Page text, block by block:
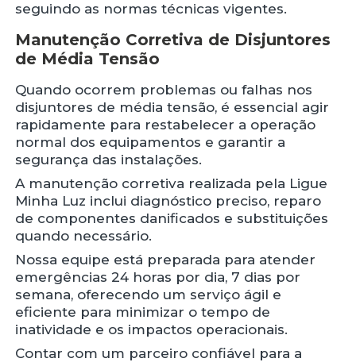
seguindo as normas técnicas vigentes.
Manutenção Corretiva de Disjuntores
de Média Tensão
Quando ocorrem problemas ou falhas nos
disjuntores de média tensão, é essencial agir
rapidamente para restabelecer a operação
normal dos equipamentos e garantir a
segurança das instalações.
A manutenção corretiva realizada pela Ligue
Minha Luz inclui diagnóstico preciso, reparo
de componentes danificados e substituições
quando necessário.
Nossa equipe está preparada para atender
emergências 24 horas por dia, 7 dias por
semana, oferecendo um serviço ágil e
eficiente para minimizar o tempo de
inatividade e os impactos operacionais.
Contar com um parceiro confiável para a